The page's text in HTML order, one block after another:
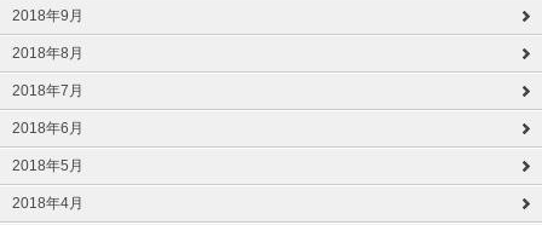
2018年9月
2018年8月
2018年7月
2018年6月
2018年5月
2018年4月